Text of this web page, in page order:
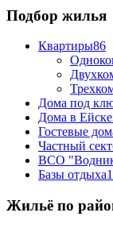
Подбор жилья
Квартиры86
Дома под
Дома в Ейске
Гостевые
Частный
ВСО
Базы отдыха1
Жильё по